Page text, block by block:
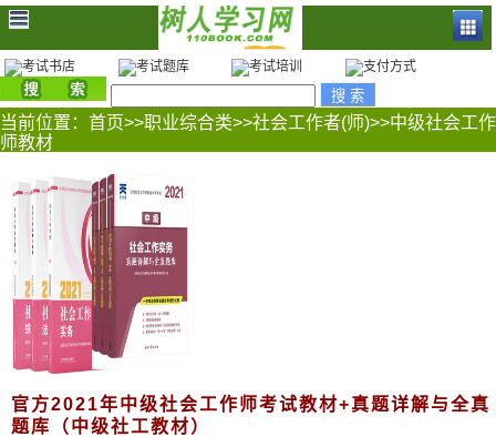
当前位置： 首页>>职业综合类>>社会工作者(师)>>中级社会工作
师教材
官方2021年中级社会工作师考试教材+真题详解与全真
题库（中级社工教材）